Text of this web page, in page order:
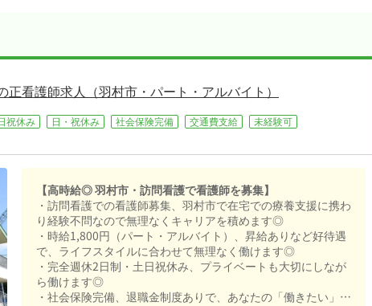
看護師求人（羽村市・パート・アルバイト）
祝休み 日・祝休み 社会保険完備 交通費支給
未経験可
【高時給◎ 羽村市・訪問看護で看護師を募集】
・訪問看護での看護師募集、羽村市で在宅での療養支援に携わ
り経験不問なので無理なくキャリアを積めます◎
・時給1,800円（パート・アルバイト）、昇給ありなど好待遇
で、ライフスタイルに合わせて無理なく働けます◎
・完全週休2日制・土日祝休み、プライベートも大切にしなが
ら働けます◎
・社会保険完備、退職金制度ありで、あなたの「働きたい」を